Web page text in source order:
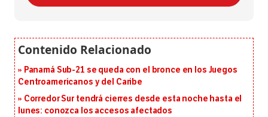
Panamá Sub-21 se queda con el bronce en los Juegos
Centroamericanos y del Caribe
Corredor Sur tendrá cierres desde esta noche hasta el
lunes: conozca los accesos afectados